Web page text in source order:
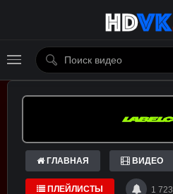
ГЛАВНАЯ ВИДЕО
ПЛЕЙЛИСТЫ 1